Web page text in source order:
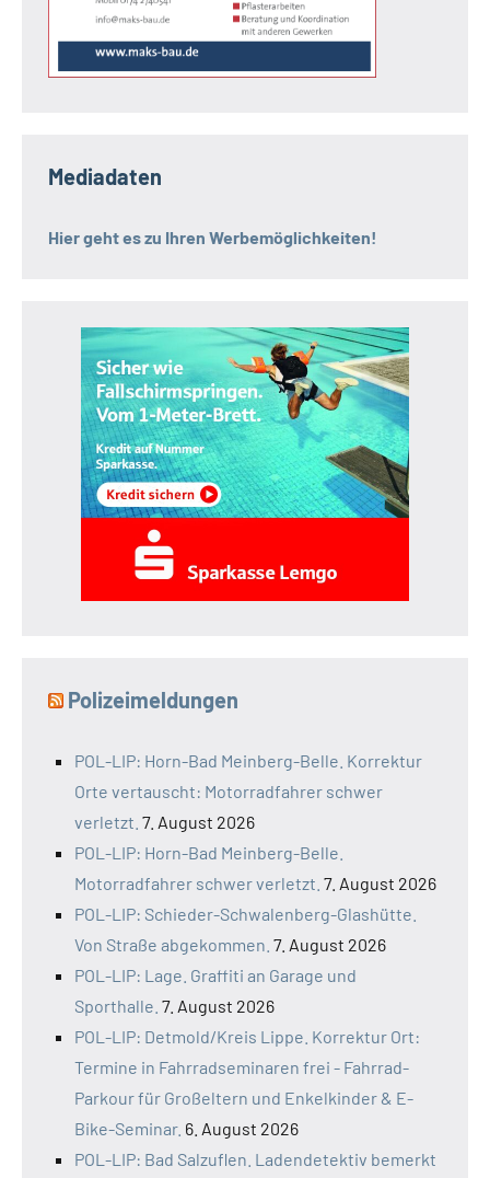
Mediadaten
Hier geht es zu Ihren Werbemöglichkeiten!
Polizeimeldungen
POL-LIP: Horn-Bad Meinberg-Belle. Korrektur
Orte vertauscht: Motorradfahrer schwer
verletzt. 7. August 2026
POL-LIP: Horn-Bad Meinberg-Belle.
Motorradfahrer schwer verletzt. 7. August 2026
POL-LIP: Schieder-Schwalenberg-Glashütte.
Von Straße abgekommen. 7. August 2026
POL-LIP: Lage. Graffiti an Garage und
Sporthalle. 7. August 2026
POL-LIP: Detmold/Kreis Lippe. Korrektur Ort:
Termine in Fahrradseminaren frei - Fahrrad-
Parkour für Großeltern und Enkelkinder & E-
Bike-Seminar. 6. August 2026
POL-LIP: Bad Salzuflen. Ladendetektiv bemerkt